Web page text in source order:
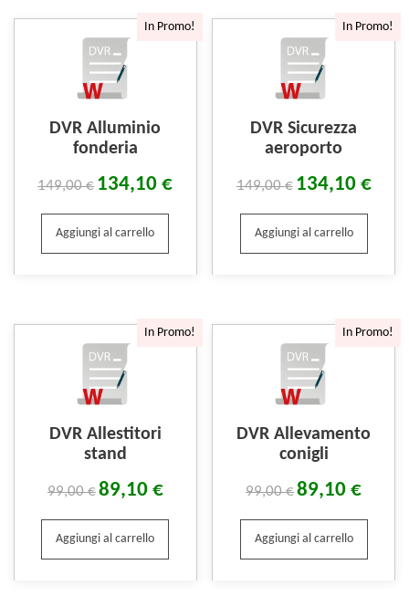
In Promo!
DVR Alluminio
fonderia
149,00€ 134,10€
Aggiungi al carrello
In Promo!
DVR Sicurezza
aeroporto
149,00€ 134,10 €
Aggiungi al carrello
In Promo!
DVR Allestitori
stand
99,00€89,10 €
Aggiungi al carrello
In Promo!
DVR Allevamento
conigli
99,00€89,10€
Aggiungi al carrello